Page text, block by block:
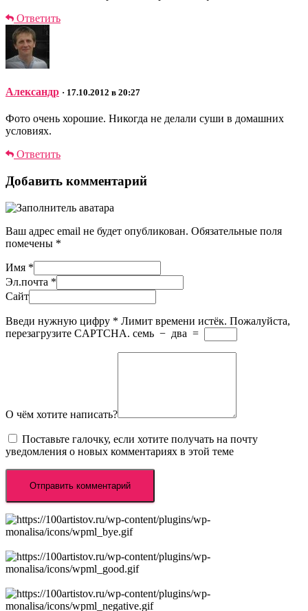
Ответить
Александр · 17.10.2012 в 20:27
Фото очень хорошие. Никогда не делали суши в домашних
условиях.
Ответить
Добавить комментарий
Ваш адрес email не будет опубликован. Обязательные поля
помечены *
Имя *
Эл.почта *
Сайт
Введи нужную цифру * Лимит времени истёк. Пожалуйста,
перезагрузите CAPTCHA. семь − два =
О чём хотите написать?
Поставьте галочку, если хотите получать на почту
уведомления о новых комментариях в этой теме